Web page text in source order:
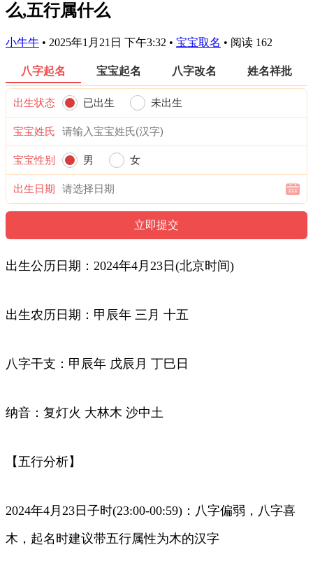
么,五行属什么
小牛牛 • 2025年1月21日 下午3:32 • 宝宝取名 • 阅读 162
八字起名 宝宝起名 八字改名 姓名祥批
出生状态 已出生 未出生
宝宝姓氏
宝宝性别 男 女
出生日期
出生公历日期：2024年4月23日(北京时间)
出生农历日期：甲辰年 三月 十五
八字干支：甲辰年 戊辰月 丁巳日
纳音：复灯火 大林木 沙中土
【五行分析】
2024年4月23日子时(23:00-00:59)：八字偏弱，八字喜
木，起名时建议带五行属性为木的汉字